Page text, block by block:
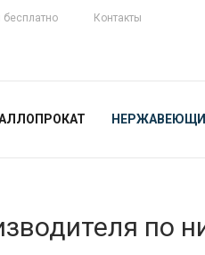
бесплатно Контакты
по